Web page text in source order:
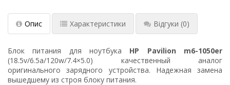
Опис Характеристики Відгуки (0)
Блок питания для ноутбука HP Pavilion m6-1050er
(18.5v/6.5a/120w/7.4×5.0) качественный аналог
оригинального зарядного устройства. Надежная замена
вышедшему из строя блоку питания.